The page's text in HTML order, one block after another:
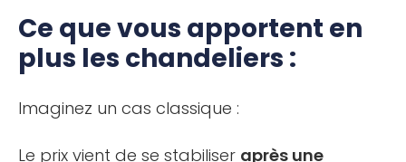
Ce que vous apportent en
plus les chandeliers :
Imaginez un cas classique :
Le prix vient de se stabiliser après une